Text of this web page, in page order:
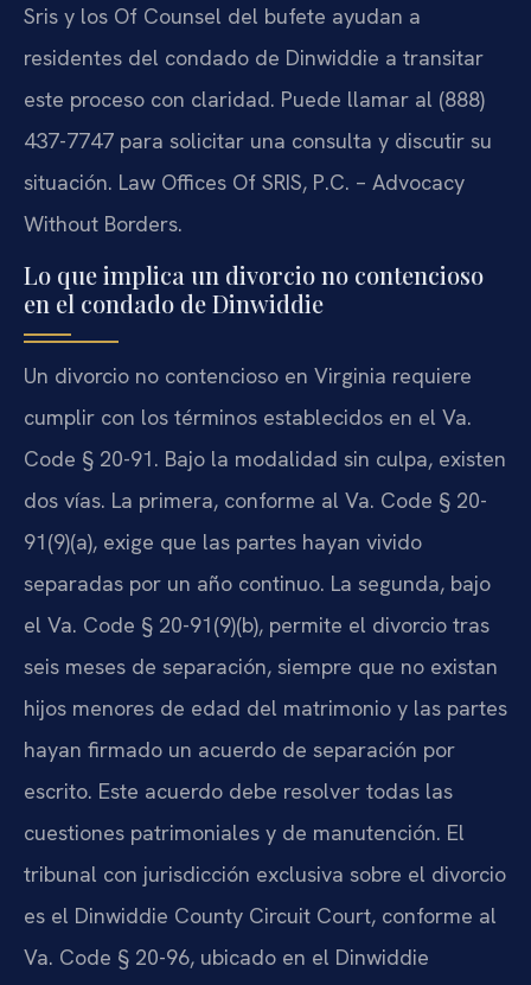
Sris y los Of Counsel del bufete ayudan a
residentes del condado de Dinwiddie a transitar
este proceso con claridad. Puede llamar al (888)
437-7747 para solicitar una consulta y discutir su
situación. Law Offices Of SRIS, P.C. – Advocacy
Without Borders.
Lo que implica un divorcio no contencioso
en el condado de Dinwiddie
Un divorcio no contencioso en Virginia requiere
cumplir con los términos establecidos en el Va.
Code § 20-91. Bajo la modalidad sin culpa, existen
dos vías. La primera, conforme al Va. Code § 20-
91(9)(a), exige que las partes hayan vivido
separadas por un año continuo. La segunda, bajo
el Va. Code § 20-91(9)(b), permite el divorcio tras
seis meses de separación, siempre que no existan
hijos menores de edad del matrimonio y las partes
hayan firmado un acuerdo de separación por
escrito. Este acuerdo debe resolver todas las
cuestiones patrimoniales y de manutención. El
tribunal con jurisdicción exclusiva sobre el divorcio
es el Dinwiddie County Circuit Court, conforme al
Va. Code § 20-96, ubicado en el Dinwiddie